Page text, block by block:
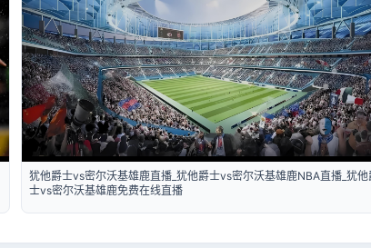
犹他爵士vs密尔沃基雄鹿直播_犹他爵士vs密尔沃基雄鹿NBA直播_犹他
士vs密尔沃基雄鹿免费在线直播